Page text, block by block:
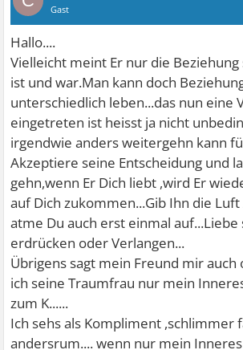
Gast
Hallo....
Vielleicht meint Er nur die
ist und war.Man kann doch
unterschiedlich leben...das nun eine
eingetreten ist heisst ja nicht
irgendwie anders weitergehn kann
Akzeptiere seine Entscheidung und
gehn,wenn Er Dich liebt ,wird Er
auf Dich zukommen...Gib Ihn die
atme Du auch erst einmal
erdrücken oder Verlangen...
Übrigens sagt mein Freund mir auch
ich seine Traumfrau nur mein
zum K......
Ich sehs als Kompliment ,schlimmer
andersrum....wenn nur mein